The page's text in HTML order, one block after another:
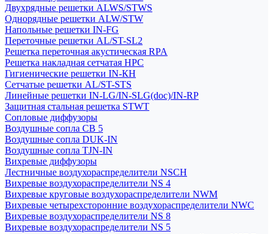
Двухрядные решетки ALWS/STWS
Однорядные решетки ALW/STW
Напольные решетки IN-FG
Переточные решетки AL/ST-SL2
Решетка переточная акустическая RPA
Решетка накладная сетчатая НРС
Гигиенические решетки IN-КН
Сетчатые решетки AL/ST-STS
Линейные решетки IN-LG/IN-SLG(doc)/IN-RP
Защитная стальная решетка STWT
Сопловые диффузоры
Воздушные сопла СВ 5
Воздушные сопла DUK-IN
Воздушные сопла TJN-IN
Вихревые диффузоры
Лестничные воздухораспределители NSCH
Вихревые воздухораспределители NS 4
Вихревые круговые воздухораспределители NWM
Вихревые четырехсторонние воздухораспределители NWC
Вихревые воздухораспределители NS 8
Вихревые воздухораспределители NS 5